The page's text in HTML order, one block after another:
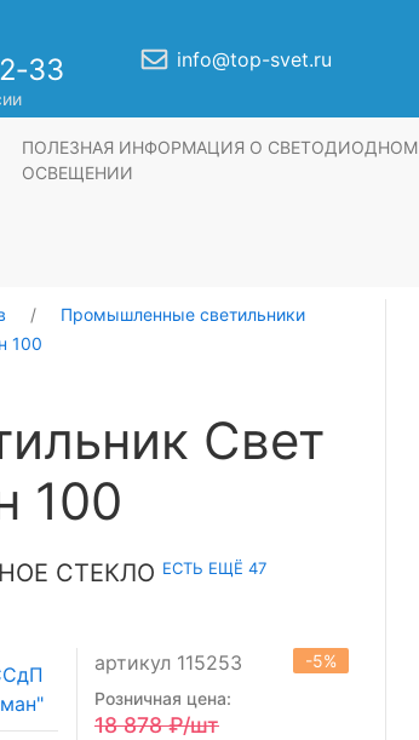
info@top-svet.ru
ПОЛЕЗНАЯ ИНФОРМАЦИЯ О СВЕТОДИОДНОМ
ОСВЕЩЕНИИ
Промышленные светильники
100
Свет
100
СТЕКЛО ЕСТЬ ЕЩЁ 47
артикул 115253
-5%
Розничная цена:
18 878₽/шт